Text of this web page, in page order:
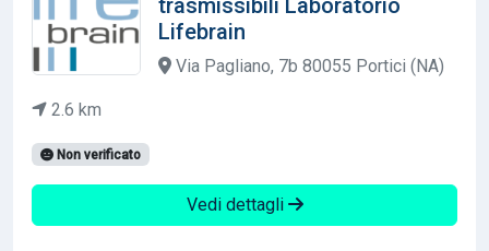
Lifebrain
Via Pagliano, 7b 80055 Portici (NA)
2.6 km
Non verificato
Vedi dettagli